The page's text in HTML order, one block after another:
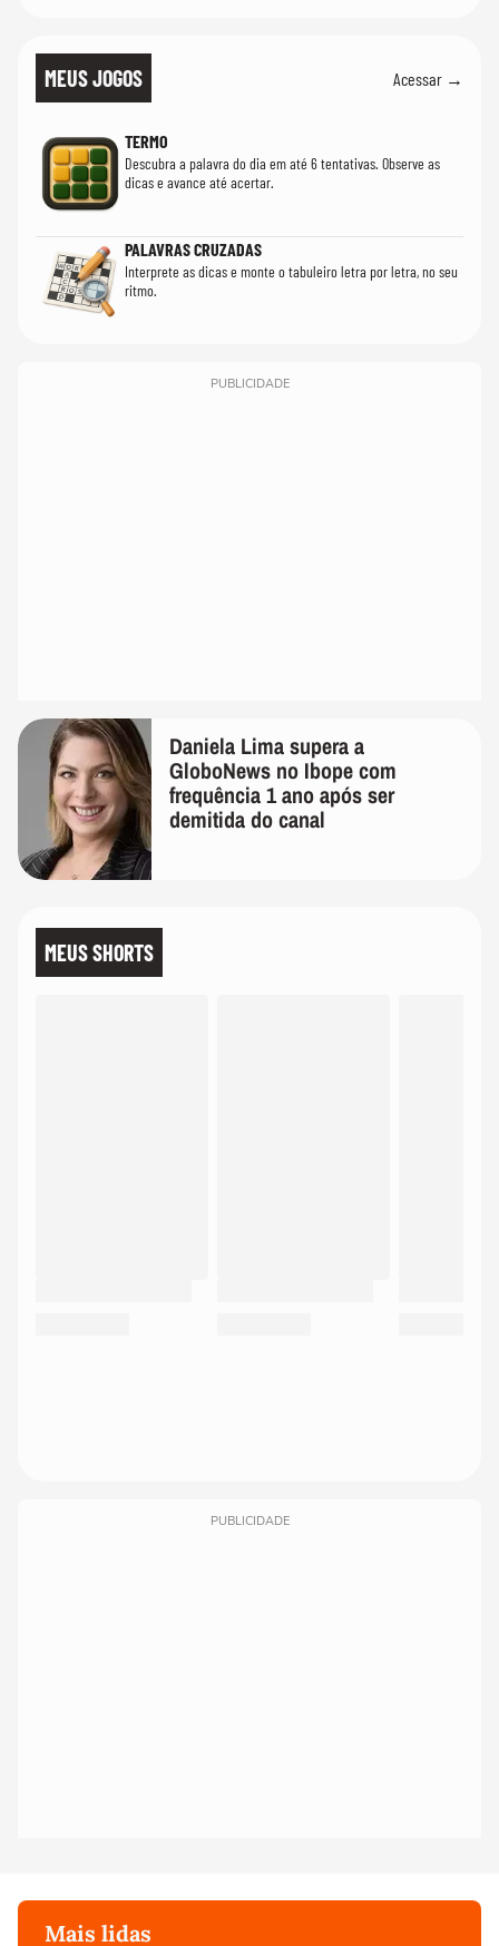
MEUS JOGOS Acessar →
TERMO
Descubra a palavra do dia em até 6 tentativas. Observe as
dicas e avance até acertar.
PALAVRAS CRUZADAS
Interprete as dicas e monte o tabuleiro letra por letra, no seu
ritmo.
PUBLICIDADE
Daniela Lima supera a
GloboNews no Ibope com
frequência 1 ano após ser
demitida do canal
MEUS SHORTS
PUBLICIDADE
Mais lidas